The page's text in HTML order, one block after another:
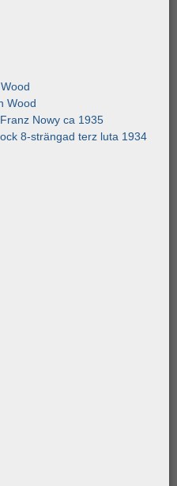
Wood
Nowy ca 1935
8-strängad terz luta 1934